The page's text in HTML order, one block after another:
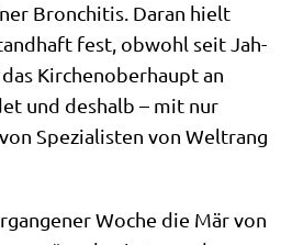
Bron­chi­tis. Dar­an hielt
fest, obwohl seit Jah­
Kir­chen­ober­haupt an
und des­halb – mit nur
Spe­zia­li­sten von Welt­rang
Woche die Mär von